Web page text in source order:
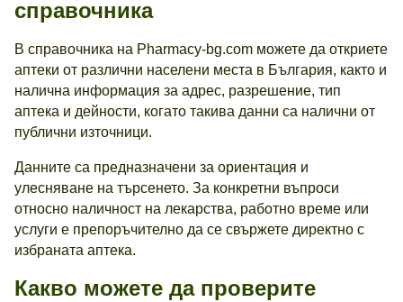
справочника
В справочника на Pharmacy-bg.com можете да откриете
аптеки от различни населени места в България, както и
налична информация за адрес, разрешение, тип
аптека и дейности, когато такива данни са налични от
публични източници.
Данните са предназначени за ориентация и
улесняване на търсенето. За конкретни въпроси
относно наличност на лекарства, работно време или
услуги е препоръчително да се свържете директно с
избраната аптека.
Какво можете да проверите